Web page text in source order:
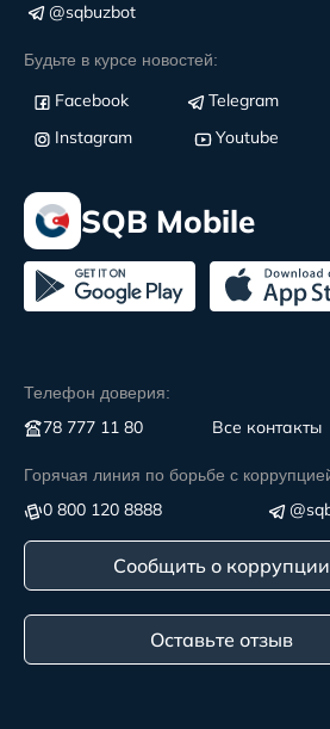
@sqbuzbot
Будьте в курсе новостей:
Facebook
Telegram
Instagram
Youtube
SQB Mobile
Телефон доверия:
78 777 11 80 Все контакты
Горячая линия по борьбе с
0 800 120 8888
Сообщить о коррупции
Оставьте отзыв